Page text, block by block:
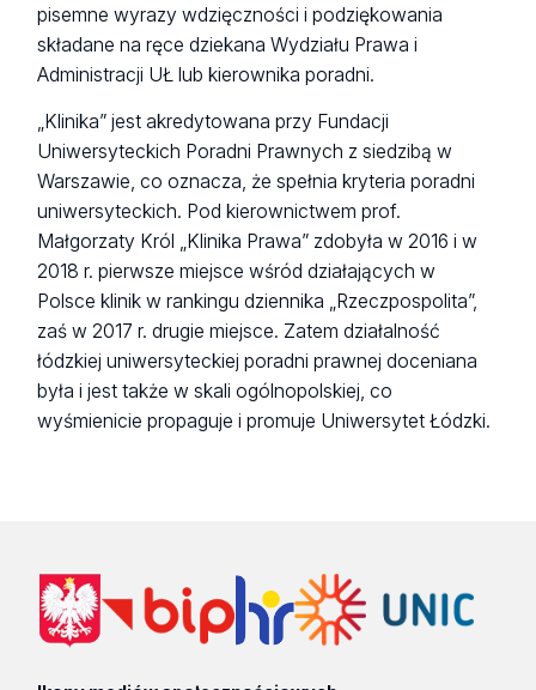
pisemne wyrazy wdzięczności i podziękowania
składane na ręce dziekana Wydziału Prawa i
Administracji UŁ lub kierownika poradni.
„Klinika” jest akredytowana przy Fundacji
Uniwersyteckich Poradni Prawnych z siedzibą w
Warszawie, co oznacza, że spełnia kryteria poradni
uniwersyteckich. Pod kierownictwem prof.
Małgorzaty Król „Klinika Prawa” zdobyła w 2016 i w
2018 r. pierwsze miejsce wśród działających w
Polsce klinik w rankingu dziennika „Rzeczpospolita”,
zaś w 2017 r. drugie miejsce. Zatem działalność
łódzkiej uniwersyteckiej poradni prawnej doceniana
była i jest także w skali ogólnopolskiej, co
wyśmienicie propaguje i promuje Uniwersytet Łódzki.